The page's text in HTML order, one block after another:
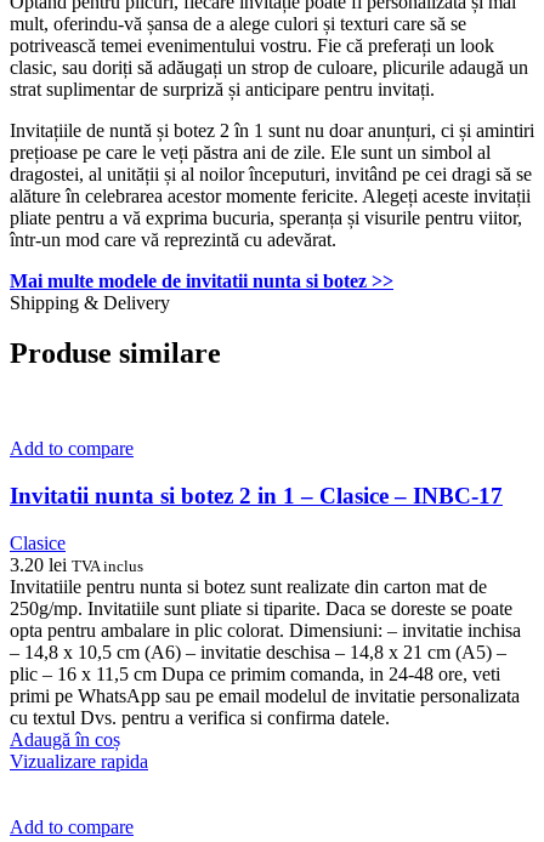
mult, oferindu-vă șansa de a alege culori și texturi care să se
potrivească temei evenimentului vostru. Fie că preferați un look
clasic, sau doriți să adăugați un strop de culoare, plicurile adaugă un
strat suplimentar de surpriză și anticipare pentru invitați.
Invitațiile de nuntă și botez 2 în 1 sunt nu doar anunțuri, ci și amintiri
prețioase pe care le veți păstra ani de zile. Ele sunt un simbol al
dragostei, al unității și al noilor începuturi, invitând pe cei dragi să se
alăture în celebrarea acestor momente fericite. Alegeți aceste invitații
pliate pentru a vă exprima bucuria, speranța și visurile pentru viitor,
într-un mod care vă reprezintă cu adevărat.
Mai multe modele de invitatii nunta si botez >>
Shipping & Delivery
Produse similare
Add to compare
Invitatii nunta si botez 2 in 1 – Clasice – INBC-17
Clasice
3.20 lei TVA inclus
Invitatiile pentru nunta si botez sunt realizate din carton mat de
250g/mp. Invitatiile sunt pliate si tiparite. Daca se doreste se poate
opta pentru ambalare in plic colorat. Dimensiuni: – invitatie inchisa
– 14,8 x 10,5 cm (A6) – invitatie deschisa – 14,8 x 21 cm (A5) –
plic – 16 x 11,5 cm Dupa ce primim comanda, in 24-48 ore, veti
primi pe WhatsApp sau pe email modelul de invitatie personalizata
cu textul Dvs. pentru a verifica si confirma datele.
Adaugă în coș
Vizualizare rapida
Add to compare